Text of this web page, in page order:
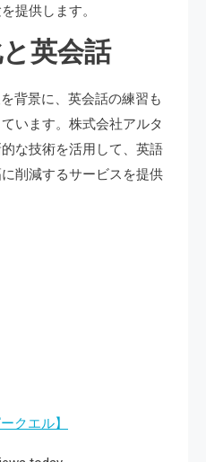
提供します。
英会話
背景に、英会話の練習も
います。株式会社アルタ
な技術を活用して、英語
削減するサービスを提供
クエル】